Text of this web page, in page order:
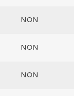
NON
NON
NON